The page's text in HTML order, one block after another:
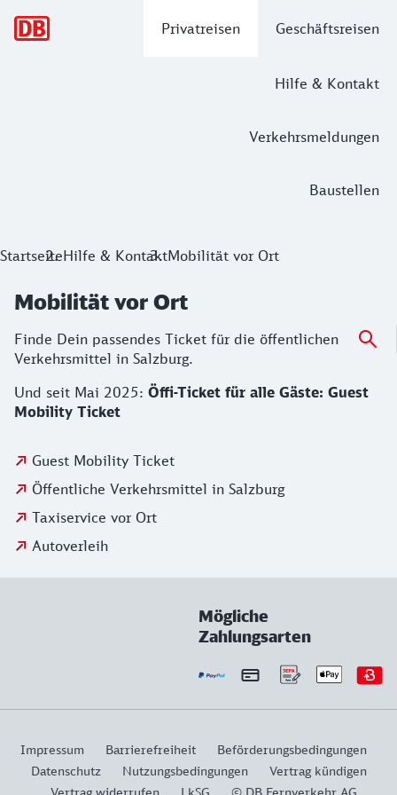
Privatreisen Geschäftsreisen
Hilfe & Kontakt
Verkehrsmeldungen
Baustellen
StartseiteHilfe & KontaktMobilität vor Ort
Mobilität vor Ort
Finde Dein passendes Ticket für die öffentlichen
Verkehrsmittel in Salzburg.
Und seit Mai 2025: Öffi-Ticket für alle Gäste: Guest
Mobility Ticket
Guest Mobility Ticket
Öffentliche Verkehrsmittel in Salzburg
Taxiservice vor Ort
Autoverleih
Mögliche
Zahlungsarten
Impressum Barrierefreiheit
Beförderungsbedingungen
Datenschutz
Nutzungsbedingungen
Vertrag kündigen
Vertrag widerrufen
LkSG © DB Fernverkehr AG